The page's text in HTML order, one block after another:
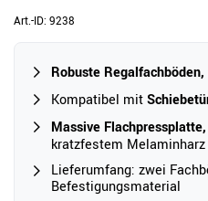
Art.-ID: 9238
Robuste
Kompatibel mit
Massive Flachpressplatte,
kratzfestem Melaminharz
Lieferumfang: zwei
Befestigungsmaterial